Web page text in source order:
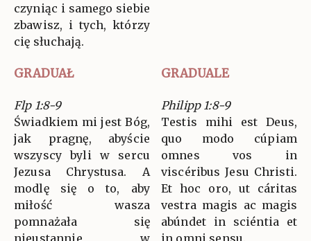
czyniąc i samego siebie
zbawisz, i tych, którzy
cię słuchają.
GRADUAŁ GRADUALE
Flp 1:8-9
Świadkiem mi jest Bóg,
jak pragnę, abyście
wszyscy byli w sercu
Jezusa Chrystusa. A
modlę się o to, aby
miłość wasza
pomnażała się
Philipp 1:8-9
Testis mihi est Deus,
quo modo cúpiam
omnes vos in
viscéribus Jesu Christi.
Et hoc oro, ut cáritas
vestra magis ac magis
abúndet in sciéntia et